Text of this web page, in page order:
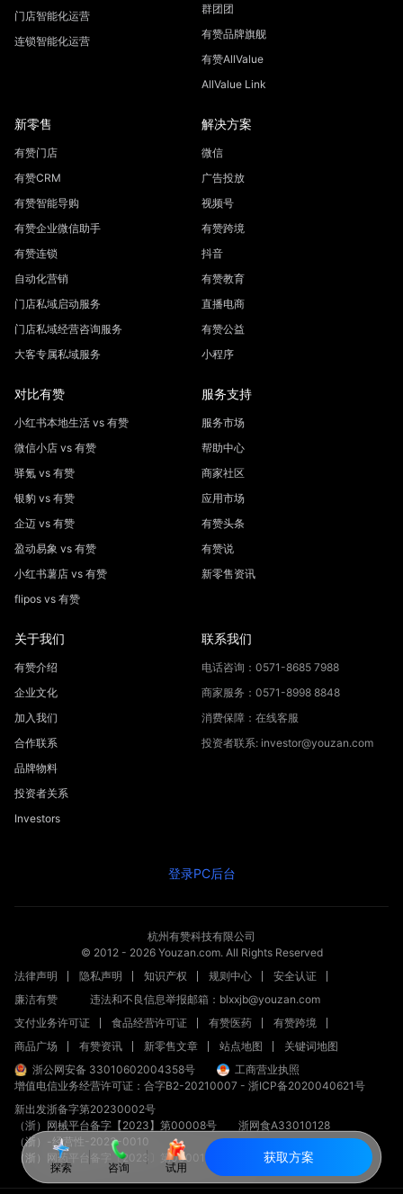
探索 咨询 试用
获取方案
门店智能化运营
连锁智能化运营
群团团
有赞品牌旗舰
有赞AllValue
AllValue Link
新零售
有赞门店
有赞CRM
有赞智能导购
有赞企业微信助手
有赞连锁
自动化营销
门店私域启动服务
门店私域经营咨询服务
大客专属私域服务
解决方案
微信
广告投放
视频号
有赞跨境
抖音
有赞教育
直播电商
有赞公益
小程序
对比有赞
小红书本地生活 vs 有赞
微信小店 vs 有赞
驿氪 vs 有赞
银豹 vs 有赞
企迈 vs 有赞
盈动易象 vs 有赞
小红书薯店 vs 有赞
flipos vs 有赞
服务支持
服务市场
帮助中心
商家社区
应用市场
有赞头条
有赞说
新零售资讯
关于我们
有赞介绍
企业文化
加入我们
合作联系
品牌物料
投资者关系
Investors
联系我们
电话咨询：0571-8685 7988
商家服务：0571-8998 8848
消费保障：在线客服
投资者联系: investor@youzan.com
登录PC后台
杭州有赞科技有限公司
© 2012 - 2026Youzan.com. All Rights Reserved
法律声明
隐私声明 知识产权 规则中心
安全认证
廉洁有赞
违法和不良信息举报邮箱：blxxjb@youzan.com
支付业务许可证
食品经营许可证 有赞医药
有赞跨境
商品广场
有赞资讯 新零售文章 站点地图
关键词地图
浙公网安备 33010602004358号
工商营业执照
增值电信业务经营许可证：合字B2-20210007 - 浙ICP备2020040621号
新出发浙备字第20230002号
（浙）网械平台备字【2023】第00008号
浙网食A33010128
（浙）-经营性-2023-0010
（浙）网药平台备字〔2023〕第000012-000号